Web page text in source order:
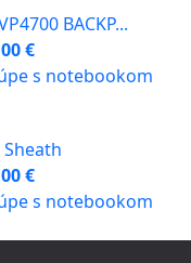
BACKP...
€
s notebookom
Sheath
€
s notebookom